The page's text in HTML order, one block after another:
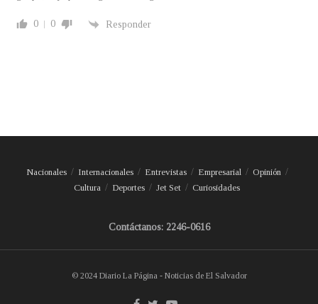
0 0 Responder
Nacionales Internacionales Entrevistas Empresarial
Opinión
Cultura
Deportes Jet Set Curiosidades
Contáctanos: 2246-0616
© 2024 Diario La Página - Noticias de El Salvador